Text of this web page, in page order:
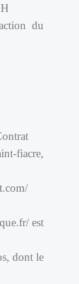
du
fiacre,
est
dont le